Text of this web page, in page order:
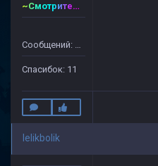
~Смотритель~CSDM ©
Сообщений: 65
Спасибок: 11
lelikbolik